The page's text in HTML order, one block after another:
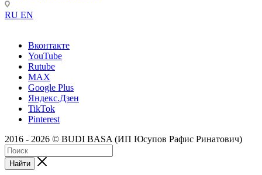
RU EN
Вконтакте
YouTube
Rutube
MAX
Google Plus
Яндекс.Дзен
TikTok
Pinterest
2016 - 2026 © BUDI BASA (ИП Юсупов Рафис Ринатович)
Найти